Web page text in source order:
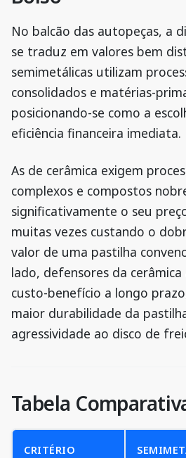
No balcão das autopeças, a
se traduz em valores bem
semimetálicas utilizam
consolidados e matérias-
posicionando-se como a
eficiência financeira imediata.
As de cerâmica exigem
complexos e compostos
significativamente o seu
muitas vezes custando o
valor de uma pastilha
lado, defensores da
custo-benefício a longo
maior durabilidade da
agressividade ao disco de
Tabela
CRITÉRIO